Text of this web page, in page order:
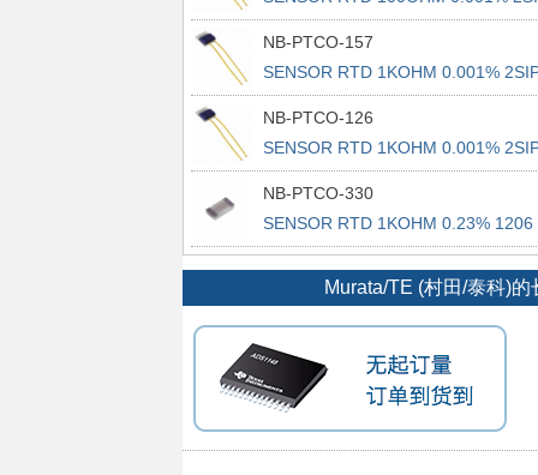
NB-PTCO-157
SENSOR RTD 1KOHM 0.001%
NB-PTCO-126
SENSOR RTD 1KOHM 0.001%
NB-PTCO-330
SENSOR RTD 1KOHM 0.23% 1206
Murata/TE (村田/泰科)